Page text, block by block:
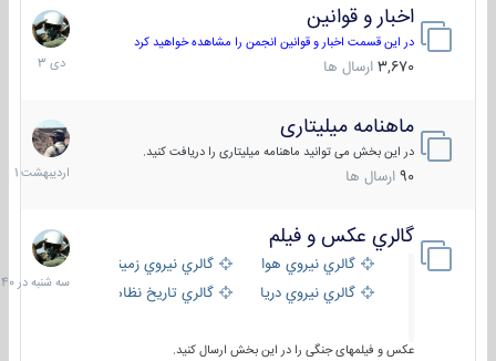
اخبار و قوانین
در این قسمت اخبار و قوانین انجمن را مشاهده خواهید کرد
3,670 ارسال ها
22
دی
1403
ماهنامه میلیتاری
در این بخش می توانید ماهنامه میلیتاری را دریافت کنید.
90 ارسال ها
30
1401
گالري عكس و فيلم
گالري نيروي هوايي
گالري نيروي زميني
گالري نيروي دريايي
گالري تاریخ نظامی
عکس و فیلمهای جنگی را در این بخش ارسال کنید.
سه
شنبه
در